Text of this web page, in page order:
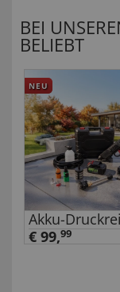
BEI
BELIEBT
NEU
Akku-
€ 99,99